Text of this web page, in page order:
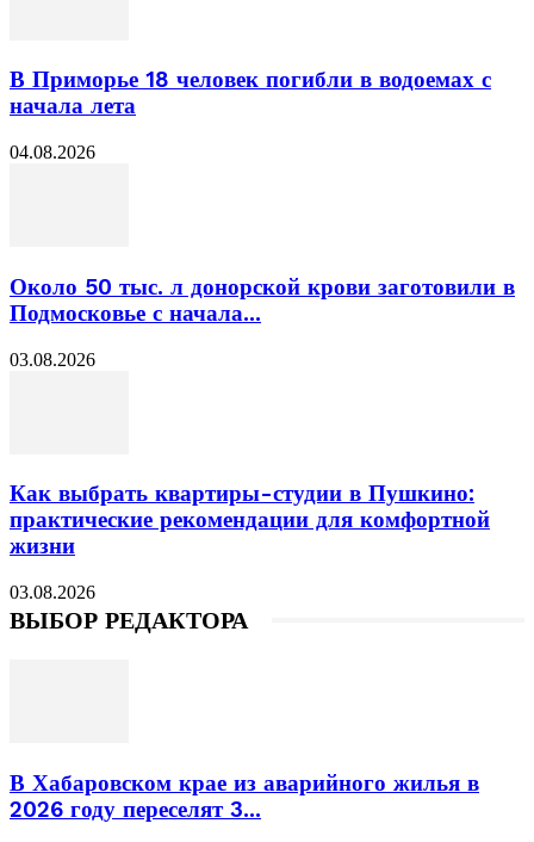
В Приморье 18 человек погибли в водоемах с
начала лета
04.08.2026
Около 50 тыс. л донорской крови заготовили в
Подмосковье с начала...
03.08.2026
Как выбрать квартиры-студии в Пушкино:
практические рекомендации для комфортной
жизни
03.08.2026
ВЫБОР РЕДАКТОРА
В Хабаровском крае из аварийного жилья в
2026 году переселят 3...